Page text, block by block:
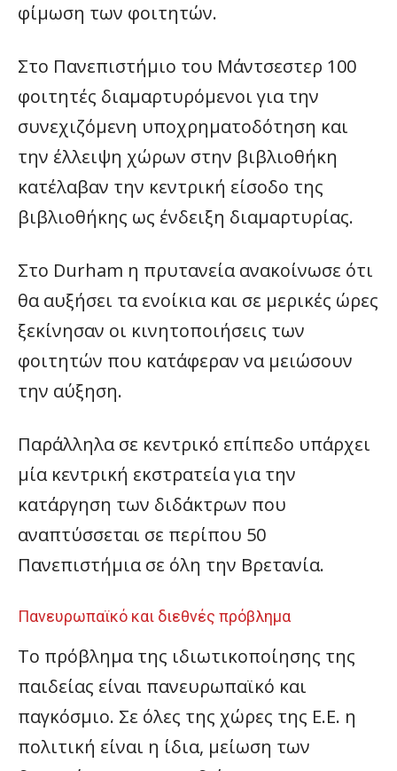
φίμωση των φοιτητών.
Στο Πανεπιστήμιο του Μάντσεστερ 100
φοιτητές διαμαρτυρόμενοι για την
συνεχιζόμενη υποχρηματοδότηση και
την έλλειψη χώρων στην βιβλιοθήκη
κατέλαβαν την κεντρική είσοδο της
βιβλιοθήκης ως ένδειξη διαμαρτυρίας.
Στο Durham η πρυτανεία ανακοίνωσε ότι
θα αυξήσει τα ενοίκια και σε μερικές ώρες
ξεκίνησαν οι κινητοποιήσεις των
φοιτητών που κατάφεραν να μειώσουν
την αύξηση.
Παράλληλα σε κεντρικό επίπεδο υπάρχει
μία κεντρική εκστρατεία για την
κατάργηση των διδάκτρων που
αναπτύσσεται σε περίπου 50
Πανεπιστήμια σε όλη την Βρετανία.
Πανευρωπαϊκό και διεθνές πρόβλημα
Το πρόβλημα της ιδιωτικοποίησης της
παιδείας είναι πανευρωπαϊκό και
παγκόσμιο. Σε όλες της χώρες της Ε.Ε. η
πολιτική είναι η ίδια, μείωση των